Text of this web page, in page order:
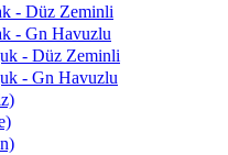
- Düz Zeminli
- Gn Havuzlu
- Düz Zeminli
- Gn Havuzlu